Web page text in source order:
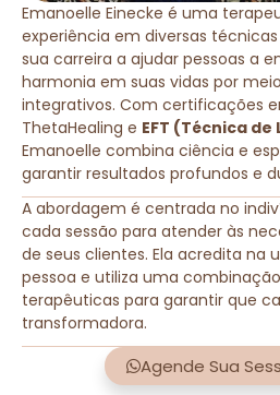
Emanoelle Einecke é uma
experiência em diversas
sua carreira a ajudar pessoas a
harmonia em suas vidas por
integrativos. Com certificações
ThetaHealing e EFT (Técnica
Emanoelle combina ciência e
garantir resultados profundos e
A abordagem é centrada no
cada sessão para atender às
de seus clientes. Ela acredita na
pessoa e utiliza uma
terapêuticas para garantir que
transformadora.
Agende Sua